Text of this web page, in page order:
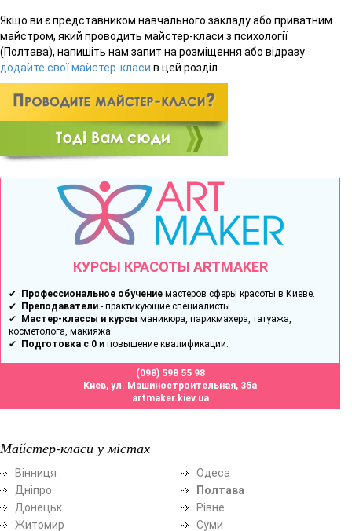
Якщо ви є представником навчального закладу або приватним
майстром, який проводить майстер-класи з психології
(Полтава), напишіть нам запит на розміщення або відразу
додайте свої майстер-класи в цей розділ
КУРСЫ КРАСОТЫ ARTMAKER
✔ Профессиональное обучение мастеров сферы красоты в Киеве.
✔ Преподаватели - практикующие специалисты.
✔ Мастер-классы и курсы маникюра, парикмахера, татуажа,
косметолога, макияжа.
✔ Подготовка с 0 и повышение квалификации.
(098) 598 55 98
Киев, ул. Машиностроительная, 35а
artmaker.kiev.ua
Майстер-класи у містах
Вінниця
Дніпро
Донецьк
Житомир
Одеса
Полтава
Рівне
Суми